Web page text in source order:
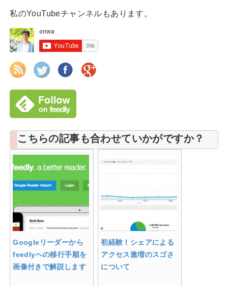
私のYouTubeチャンネルもあります。
こちらの記事も合わせていかがですか？
Googleリーダーから
feedlyへの移行手順を
画像付きで解説します
初経験！シェアによる
アクセス激増のスゴさ
について